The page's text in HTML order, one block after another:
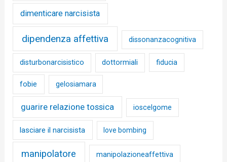
dimenticare narcisista
dipendenza affettiva dissonanzacognitiva
disturbonarcisistico dottormiali fiducia
fobie gelosiamara
guarire relazione tossica ioscelgome
lasciare il narcisista love bombing
manipolatore manipolazioneaffettiva